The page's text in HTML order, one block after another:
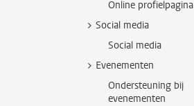
Online profielpagina
Social media
Social media
Evenementen
Ondersteuning bij
evenementen